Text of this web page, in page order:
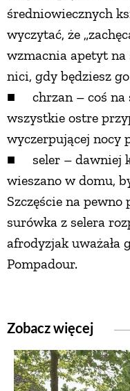
średniowiecznych
wyczytać, że
wzmacnia apetyt na
nici, gdy będziesz go
■ chrzan – coś na
wszystkie ostre
wyczerpującej nocy
■ seler – dawniej
wieszano w domu,
Szczęście na
surówka z selera
afrodyzjak uważała
Pompadour.
Zobacz więcej